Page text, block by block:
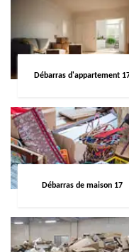
Débarras d'appartement
Débarras de maison 17